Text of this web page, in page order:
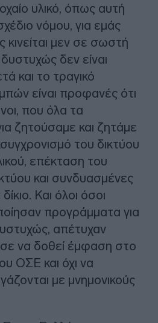
υλικό, όπως αυτή
νόμου, για εμάς
μεν σε σωστή
δεν είναι
και το τραγικό
είναι προφανές ότι
που όλα τα
ζητούσαμε και ζητάμε
του δικτύου
επέκταση του
και συνδυασμένες
Και όλοι όσοι
προγράμματα για
απέτυχαν
να δοθεί έμφαση στο
ΟΣΕ και όχι να
με μνημονικούς